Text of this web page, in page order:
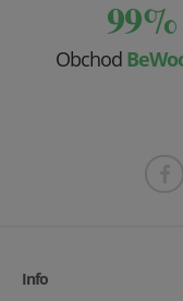
99%
Obchod
Info